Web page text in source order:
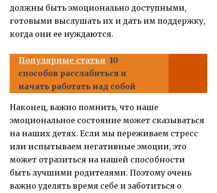
должны быть эмоционально доступными,
готовыми выслушать их и дать им поддержку,
когда они ее нуждаются.
Популярные статьи 10
способов расслабиться и
начать работать над собой
Наконец, важно помнить, что наше
эмоциональное состояние может сказываться
на наших детях. Если мы переживаем стресс
или испытываем негативные эмоции, это
может отразиться на нашей способности
быть лучшими родителями. Поэтому очень
важно уделять время себе и заботиться о